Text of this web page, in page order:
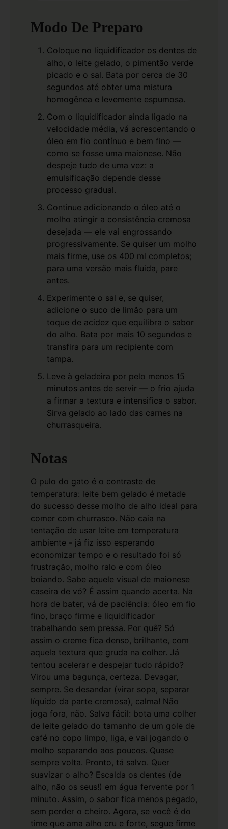
Modo De Preparo
Coloque no liquidificador os dentes de
alho, o leite gelado, o pimentão verde
picado e o sal. Bata por cerca de 30
segundos até obter uma mistura
homogênea e levemente espumosa.
Com o liquidificador ainda ligado na
velocidade média, vá acrescentando o
óleo em fio contínuo e bem fino —
como se fosse uma maionese. Não
despeje tudo de uma vez: a
emulsificação depende desse
processo gradual.
Continue adicionando o óleo até o
molho atingir a consistência cremosa
desejada — ele vai engrossando
progressivamente. Se quiser um molho
mais firme, use os 400 ml completos;
para uma versão mais fluida, pare
antes.
Experimente o sal e, se quiser,
adicione o suco de limão para um
toque de acidez que equilibra o sabor
do alho. Bata por mais 10 segundos e
transfira para um recipiente com
tampa.
Leve à geladeira por pelo menos 15
minutos antes de servir — o frio ajuda
a firmar a textura e intensifica o sabor.
Sirva gelado ao lado das carnes na
churrasqueira.
Notas
O pulo do gato é o contraste de
temperatura: leite bem gelado é metade
do sucesso desse molho de alho ideal para
comer com churrasco. Não caia na
tentação de usar leite em temperatura
ambiente - já fiz isso esperando
economizar tempo e o resultado foi só
frustração, molho ralo e com óleo
boiando. Sabe aquele visual de maionese
caseira de vó? É assim quando acerta. Na
hora de bater, vá de paciência: óleo em fio
fino, braço firme e liquidificador
trabalhando sem pressa. Por quê? Só
assim o creme fica denso, brilhante, com
aquela textura que gruda na colher. Já
tentou acelerar e despejar tudo rápido?
Virou uma bagunça, certeza. Devagar,
sempre. Se desandar (virar sopa, separar
líquido da parte cremosa), calma! Não
joga fora, não. Salva fácil: bota uma colher
de leite gelado do tamanho de um gole de
café no copo limpo, liga, e vai jogando o
molho separando aos poucos. Quase
sempre volta. Pronto, tá salvo. Quer
suavizar o alho? Escalda os dentes (de
alho, não os seus!) em água fervente por 1
minuto. Assim, o sabor fica menos pegado,
sem perder o cheiro. Agora, se você é do
time que ama alho cru e forte, segue firme